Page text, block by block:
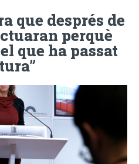
que després de
perquè
que ha passat